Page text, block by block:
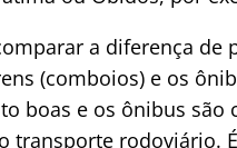
a diferença de
(comboios) e os
boas e os ônibus são
transporte rodoviário.